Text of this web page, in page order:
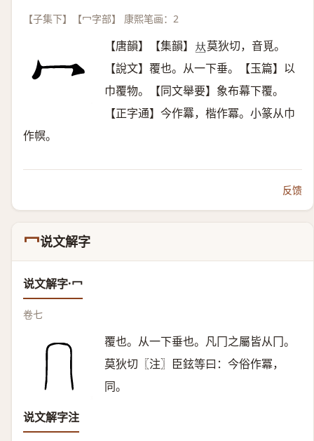
【子集下】【冖字部】 康熙笔画：2
【唐韻】【集韻】 𠀤莫狄切，音覓。
【說文】覆也。从一下垂。【玉篇】以
巾覆物。【同文舉要】象布幕下覆。
【正字通】今作羃，楷作冪。小篆从巾
作幎。
反馈
冖说文解字
说文解字·冖
卷七
覆也。从一下垂也。凡冂之屬皆从冂。
莫狄切〖注〗臣鉉等曰：今俗作冪，
同。
说文解字注